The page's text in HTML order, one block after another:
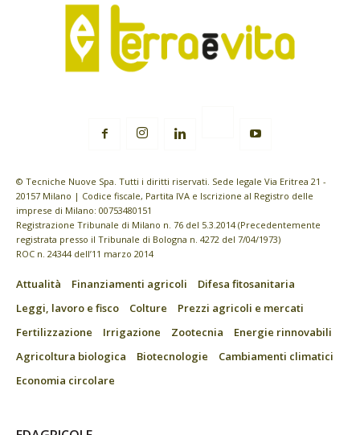
© Tecniche Nuove Spa. Tutti i diritti riservati. Sede legale Via Eritrea 21 -
20157 Milano | Codice fiscale, Partita IVA e Iscrizione al Registro delle
imprese di Milano: 00753480151
Registrazione Tribunale di Milano n. 76 del 5.3.2014 (Precedentemente
registrata presso il Tribunale di Bologna n. 4272 del 7/04/1973)
ROC n. 24344 dell’11 marzo 2014
Attualità Finanziamenti agricoli
Difesa fitosanitaria
Leggi, lavoro e fisco
Colture
Prezzi agricoli e mercati
Fertilizzazione
Irrigazione Zootecnia
Energie rinnovabili
Agricoltura biologica
Biotecnologie
Cambiamenti climatici
Economia circolare